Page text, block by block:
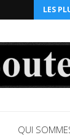
LES
QUI